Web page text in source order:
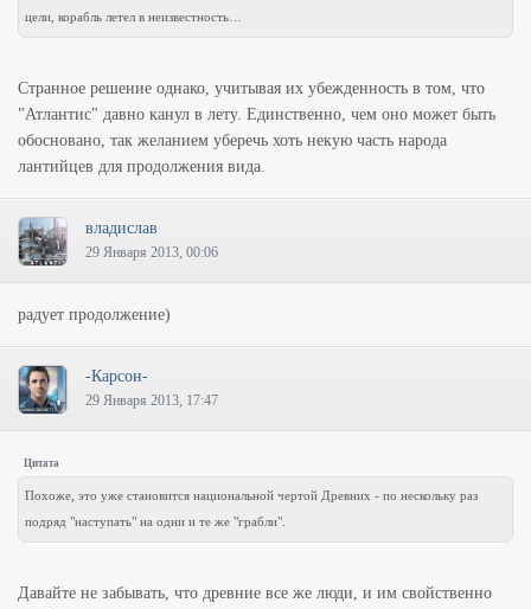
цели, корабль летел в неизвестность…
Странное решение однако, учитывая их убежденность в том, что
"Атлантис" давно канул в лету. Единственно, чем оно может быть
обосновано, так желанием уберечь хоть некую часть народа
лантийцев для продолжения вида.
владислав
29 Января 2013, 00:06
радует продолжение)
-Карсон-
29 Января 2013, 17:47
Цитата
Похоже, это уже становится национальной чертой Древних - по нескольку раз
подряд "наступать" на одни и те же "грабли".
Давайте не забывать, что древние все же люди, и им свойственно